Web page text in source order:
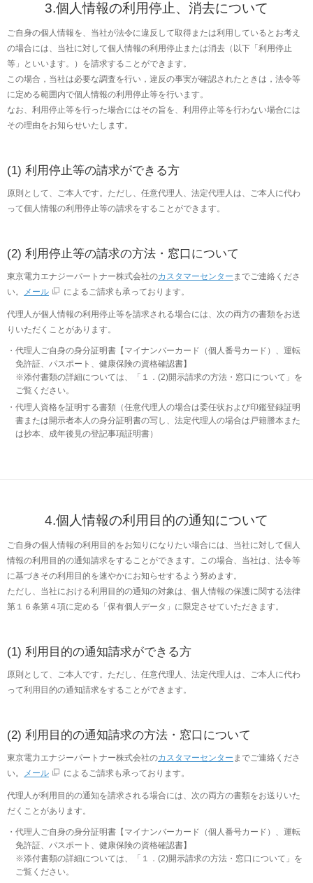
3.個人情報の利用停止、消去について
ご自身の個人情報を、当社が法令に違反して取得または利用しているとお考え
の場合には、当社に対して個人情報の利用停止または消去（以下「利用停止
等」といいます。）を請求することができます。
この場合，当社は必要な調査を行い，違反の事実が確認されたときは，法令等
に定める範囲内で個人情報の利用停止等を行います。
なお、利用停止等を行った場合にはその旨を、利用停止等を行わない場合には
その理由をお知らせいたします。
(1) 利用停止等の請求ができる方
原則として、ご本人です。ただし、任意代理人、法定代理人は、ご本人に代わ
って個人情報の利用停止等の請求をすることができます。
(2) 利用停止等の請求の方法・窓口について
東京電力エナジーパートナー株式会社のカスタマーセンター までご連絡くださ
い。
メール によるご請求も承っております。
代理人が個人情報の利用停止等を請求される場合には、次の両方の書類をお送
りいただくことがあります。
代理人ご自身の身分証明書【マイナンバーカード（個人番号カード）、運転
免許証、パスポート、健康保険の資格確認書】
※添付書類の詳細については、「１．(2)開示請求の方法・窓口について」を
ご覧ください。
代理人資格を証明する書類（任意代理人の場合は委任状および印鑑登録証明
書または開示者本人の身分証明書の写し、法定代理人の場合は戸籍謄本また
は抄本、成年後見の登記事項証明書）
4.個人情報の利用目的の通知について
ご自身の個人情報の利用目的をお知りになりたい場合には、当社に対して個人
情報の利用目的の通知請求をすることができます。この場合、当社は、法令等
に基づきその利用目的を速やかにお知らせするよう努めます。
ただし、当社における利用目的の通知の対象は、個人情報の保護に関する法律
第１６条第４項に定める「保有個人データ」に限定させていただきます。
(1) 利用目的の通知請求ができる方
原則として、ご本人です。ただし、任意代理人、法定代理人は、ご本人に代わ
って利用目的の通知請求をすることができます。
(2) 利用目的の通知請求の方法・窓口について
東京電力エナジーパートナー株式会社のカスタマーセンター までご連絡くださ
い。
メール によるご請求も承っております。
代理人が利用目的の通知を請求される場合には、次の両方の書類をお送りいた
だくことがあります。
代理人ご自身の身分証明書【マイナンバーカード（個人番号カード）、運転
免許証、パスポート、健康保険の資格確認書】
※添付書類の詳細については、「１．(2)開示請求の方法・窓口について」を
ご覧ください。